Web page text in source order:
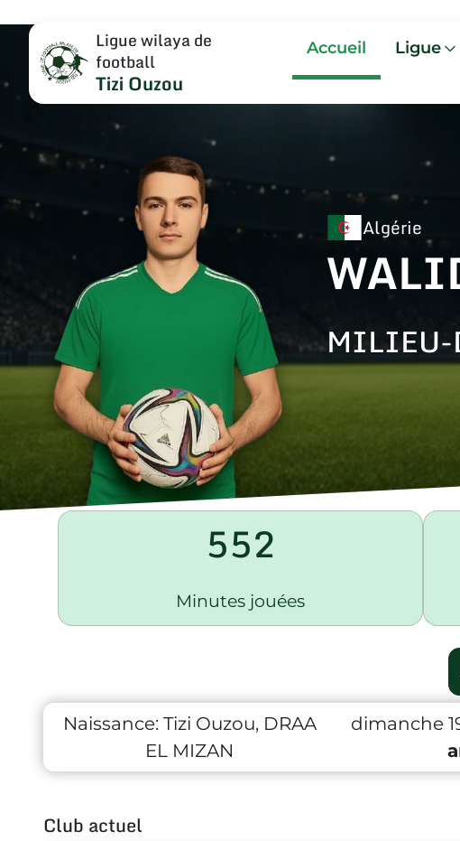
Ligue wilaya de
football
Tizi Ouzou
Accueil Ligue
Algérie
MILIEU-
552
Minutes jouées
Naissance: Tizi Ouzou, DRAA
EL MIZAN
dimanche
Club actuel